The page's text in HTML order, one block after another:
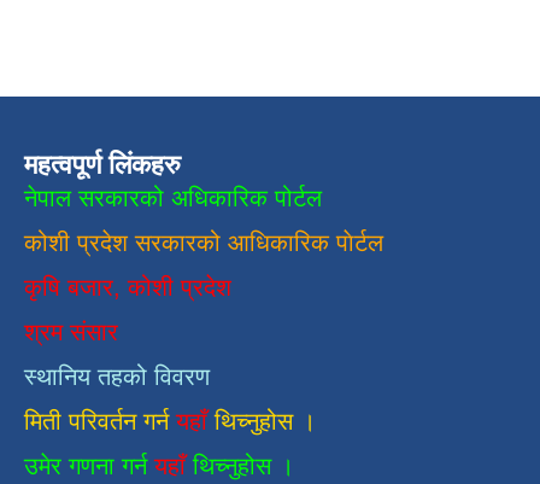
महत्वपूर्ण लिंकहरु
नेपाल सरकारको अधिकारिक पोर्टल
कोशी प्रदेश सरकारको आधिकारिकपाेर्टल
कृषि बजार, कोशी प्रदेश
श्रम संसार
स्थानिय तहको विवरण
मिती परिवर्तन गर्न यहाँ थिच्नुहोस ।
उमेर गणना गर्नयहाँथिच्नुहोस ।